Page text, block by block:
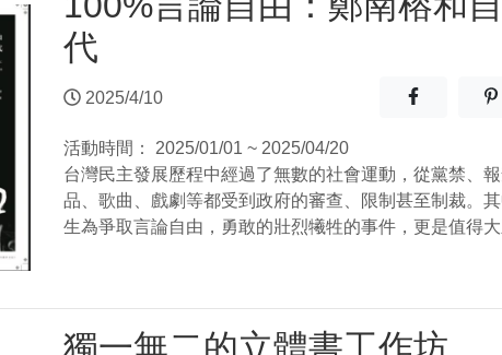
代
2025/4/10 分享至
活動時間：
2025/01/01 ~ 2025/04/20
台灣民主發展歷程中經過了無數的社會運動，從黨禁、
品、歌曲、戲劇等都受到政府的審查、限制甚至制裁。
生為爭取言論自由，勇敢的壯烈犧牲的事件，更是值得